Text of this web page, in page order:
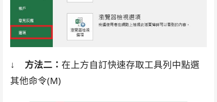
↓ 方法二： 在上方自訂快速存取工具列中點選
其他命令(M)